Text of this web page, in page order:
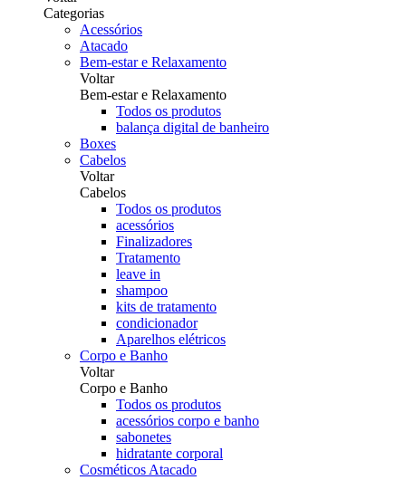
Categorias
Acessórios
Atacado
Bem-estar e Relaxamento
Voltar
Bem-estar e Relaxamento
Todos os produtos
balança digital de banheiro
Boxes
Cabelos
Voltar
Cabelos
Todos os produtos
acessórios
Finalizadores
Tratamento
leave in
shampoo
kits de tratamento
condicionador
Aparelhos elétricos
Corpo e Banho
Voltar
Corpo e Banho
Todos os produtos
acessórios corpo e banho
sabonetes
hidratante corporal
Cosméticos Atacado